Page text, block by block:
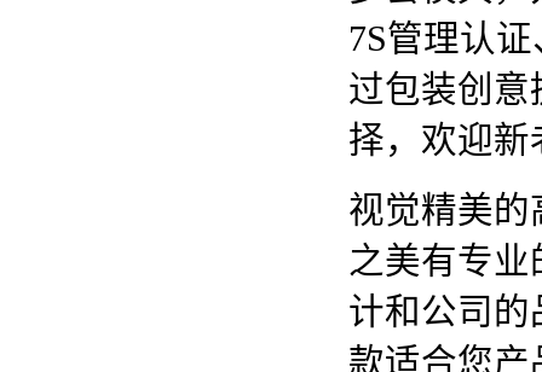
7S管理认
过包装创意
择，欢迎
视觉精美的
之美有专
计和公司的
款适合您产